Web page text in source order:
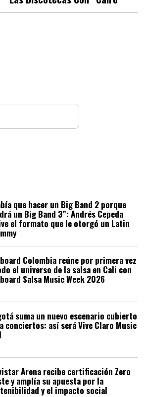
que hacer un Big Band 2 porque
un Big Band 3”: Andrés Cepeda
el formato que le otorgó un Latin
Colombia reúne por primera vez
el universo de la salsa en Cali con
Salsa Music Week 2026
suma un nuevo escenario cubierto
conciertos: así será Vive Claro Music
Arena recibe certificación Zero
y amplía su apuesta por la
y el impacto social